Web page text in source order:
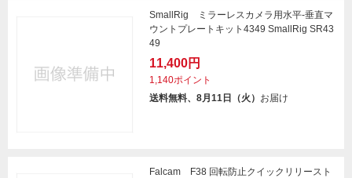
SmallRig ミラーレスカメラ用水平-垂直マ
ウントプレートキット4349 SmallRig SR43
49
11,400円
1,140ポイント
送料無料、8月11日（火） お届け
Falcam F38 回転防止クイックリリースト